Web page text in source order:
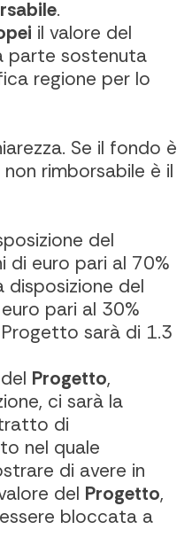
.
il valore del
parte sostenuta
regione per lo
Se il fondo è
rimborsabile è il
del
di euro pari al 70%
disposizione del
pari al 30%
sarà di 1.3
Progetto,
ci sarà la
di
nel quale
di avere in
del Progetto,
bloccata a